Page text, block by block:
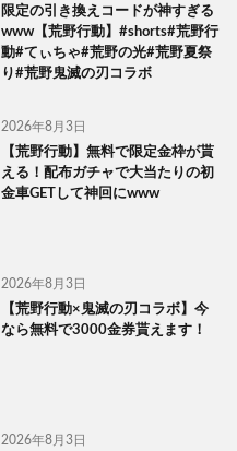
限定の引き換えコードが神すぎる
www【荒野行動】#shorts#荒野行
動#てぃちゃ#荒野の光#荒野夏祭
り#荒野鬼滅の刃コラボ
2026年8月3日
【荒野行動】無料で限定金枠が貰
える！配布ガチャで大当たりの初
金車GETして神回にwww
2026年8月3日
【荒野行動×鬼滅の刃コラボ】今
なら無料で3000金券貰えます！
2026年8月3日